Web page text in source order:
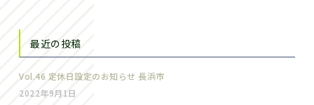
最近の投稿
Vol.46 定休日設定のお知らせ 長浜市
2022年9月1日